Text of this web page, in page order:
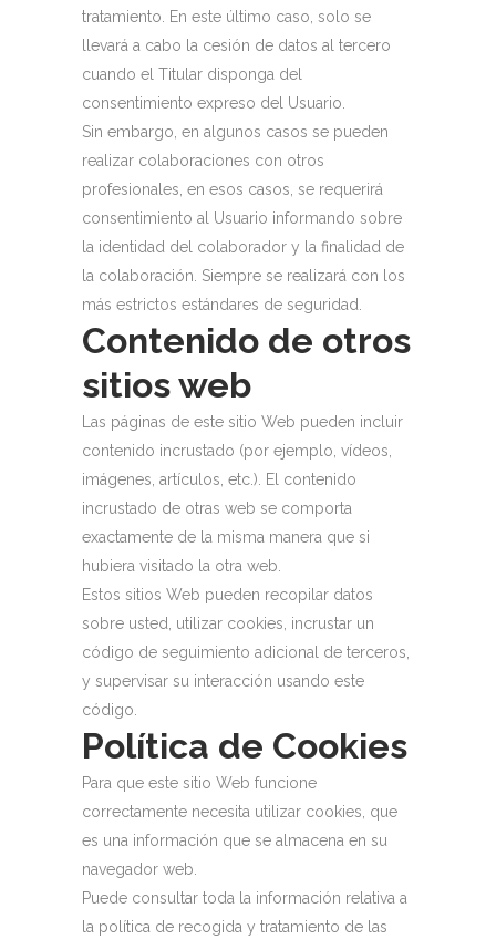
tratamiento. En este último caso, solo se
llevará a cabo la cesión de datos al tercero
cuando el Titular disponga del
consentimiento expreso del Usuario.
Sin embargo, en algunos casos se pueden
realizar colaboraciones con otros
profesionales, en esos casos, se requerirá
consentimiento al Usuario informando sobre
la identidad del colaborador y la finalidad de
la colaboración. Siempre se realizará con los
más estrictos estándares de seguridad.
Contenido de otros
sitios web
Las páginas de este sitio Web pueden incluir
contenido incrustado (por ejemplo, vídeos,
imágenes, artículos, etc.). El contenido
incrustado de otras web se comporta
exactamente de la misma manera que si
hubiera visitado la otra web.
Estos sitios Web pueden recopilar datos
sobre usted, utilizar cookies, incrustar un
código de seguimiento adicional de terceros,
y supervisar su interacción usando este
código.
Política de Cookies
Para que este sitio Web funcione
correctamente necesita utilizar cookies, que
es una información que se almacena en su
navegador web.
Puede consultar toda la información relativa a
la política de recogida y tratamiento de las